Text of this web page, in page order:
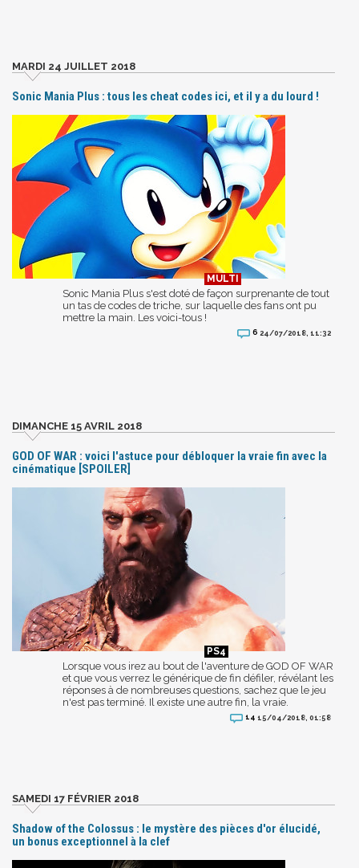
MARDI 24 JUILLET 2018
Sonic Mania Plus : tous les cheat codes ici, et il y a du lourd !
Sonic Mania Plus s'est doté de façon surprenante de tout
un tas de codes de triche, sur laquelle des fans ont pu
mettre la main. Les voici-tous !
6 24/07/2018, 11:32
DIMANCHE 15 AVRIL 2018
GOD OF WAR : voici l'astuce pour débloquer la vraie fin avec la
cinématique [SPOILER]
Lorsque vous irez au bout de l'aventure de GOD OF WAR
et que vous verrez le générique de fin défiler, révélant les
réponses à de nombreuses questions, sachez que le jeu
n'est pas terminé. Il existe une autre fin, la vraie.
14 15/04/2018, 01:58
SAMEDI 17 FÉVRIER 2018
Shadow of the Colossus : le mystère des pièces d'or élucidé,
un bonus exceptionnel à la clef